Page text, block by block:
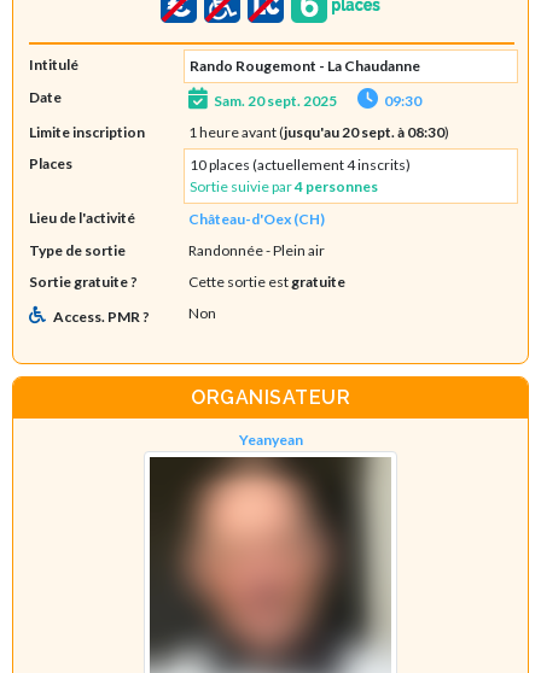
Intitulé
Rando Rougemont - La Chaudanne
Date
Sam. 20 sept. 2025
09:30
Limite inscription
1 heure avant (jusqu'au 20 sept. à 08:30)
Places
10 places (actuellement 4 inscrits)
Sortie suivie par4 personnes
Lieu de l'activité
Château-d'Oex (CH)
Type de sortie
Randonnée- Plein air
Sortie gratuite ?
Cette sortie est gratuite
Access. PMR ?
Non
ORGANISATEUR
Yeanyean